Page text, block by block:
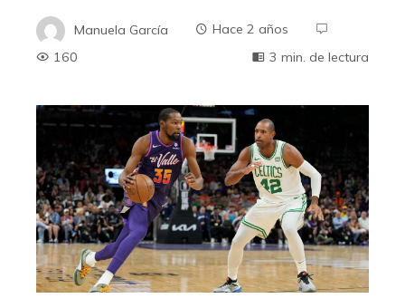
Manuela García
Hace 2 años
160
3 min. de lectura